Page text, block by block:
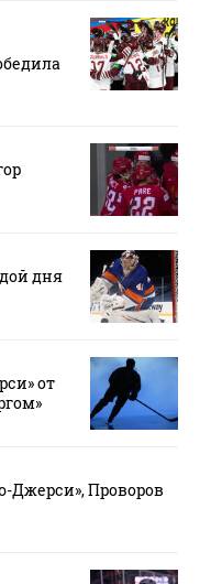
дня
от
Джерси», Проворов